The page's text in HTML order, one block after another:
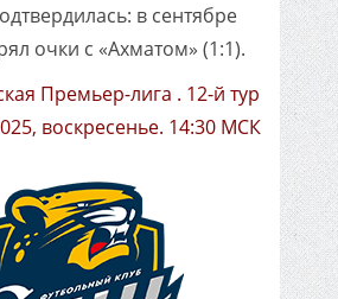
в сентябре
очки с «Ахматом» (1:1).
Премьер-лига . 12-й тур
воскресенье. 14:30 МСК